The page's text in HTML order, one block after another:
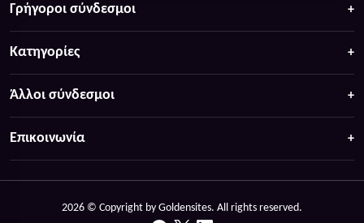
Γρήγοροι σύνδεσμοι
Κατηγορίες
Άλλοι σύνδεσμοι
Επικοινωνία
2026 © Copyright by Goldensites. All rights reserved.